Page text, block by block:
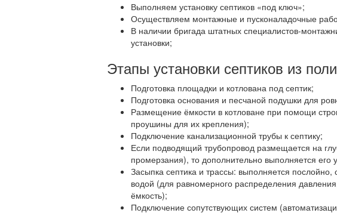
Выполняем установку септиков «под ключ»;
Осуществляем монтажные и пусконаладочные
В наличии бригада штатных специалистов-
установки;
Этапы установки септиков из
Подготовка площадки и котлована под септик;
Подготовка основания и песчаной подушки для
Размещение ёмкости в котловане при помощи
проушины для их крепления);
Подключение канализационной трубы к септику;
Если подводящий трубопровод размещается на
промерзания), то дополнительно выполняется его
Засыпка септика и трассы: выполняется
водой (для равномерного распределения
ёмкость);
Подключение сопутствующих систем